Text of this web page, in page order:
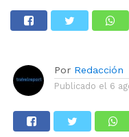
Por Redacción
Publicado el 6